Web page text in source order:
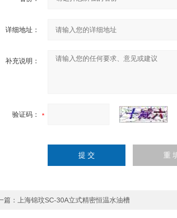
详细地址：
补充说明：
验证码：
篇： 上海锦玟SC-30A立式精密恒温水油槽